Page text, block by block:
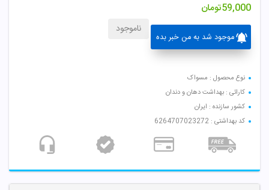
59,000تومان
موجود شد به من خبر بده
ناموجود
نوع محصول : مسواک
کارائی : بهداشت دهان و دندان
کشور سازنده : ایران
کد بهداشتی : 6264707023272